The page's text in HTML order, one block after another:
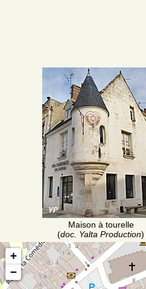
Maison à tourelle
(doc. Yalta Production)
+
−